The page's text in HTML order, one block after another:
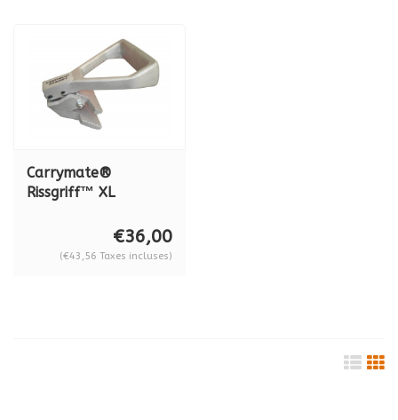
Carrymate®
Rissgriff™ XL
€36,00
(€43,56 Taxes incluses)